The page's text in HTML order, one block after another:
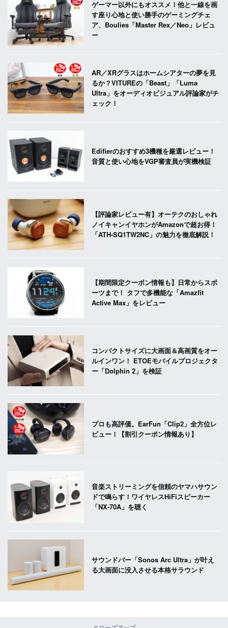
ゲーマー以外にもオススメ！他と一線を画
す座り心地と使い勝手のゲーミングチェ
ア、Boulies「Master Rex／Neo」レビュ
ー
AR／XRグラスはホームシアターの夢を見
るか？VITUREの「Beast」「Luma
Ultra」をオーディオビジュアル評論家がチ
ェック！
Edifierのおすすめ3機種を厳選レビュー！
音質と使い心地をVGP審査員が実機検証
【評論家レビュー有】オーテクのおしゃれ
ノイキャンイヤホンがAmazonで超お得！
「ATH-SQ1TW2NC」の魅力を徹底解説！
【期間限定クーポン情報も】日常からスポ
ーツまで！ タフで多機能な「Amazfit
Active Max」をレビュー
コンパクトサイズに大画面＆高画質をオー
ルインワン！ ETOEモバイルプロジェクタ
ー「Dolphin 2」を検証
プロも高評価。EarFun「Clip2」全方位レ
ビュー！【割引クーポン情報あり】
音楽ストリーミングを信頼のヤマハサウン
ドで鳴らす！ワイヤレスHiFiスピーカー
「NX-70A」を聴く
サウンドバー「Sonos Arc Ultra」が叶え
る大画面に没入させる本格サラウンド